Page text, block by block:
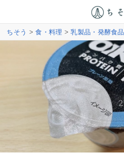
ちそう >食・料理 >乳製品・発酵食品